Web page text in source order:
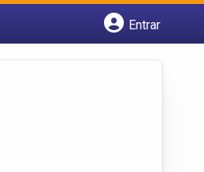
Entrar